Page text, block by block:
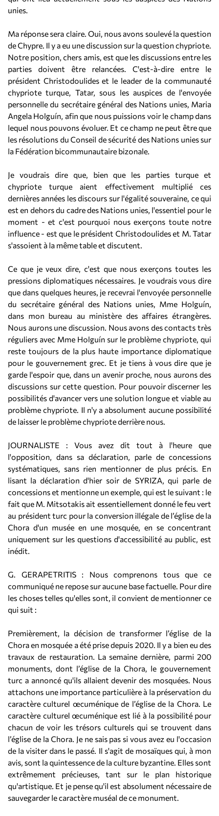
unies.
Ma réponse sera claire. Oui, nous avons soulevé la question
de Chypre. Il y a eu une discussion sur la question chypriote.
Notre position, chers amis, est que les discussions entre les
parties doivent être relancées. C'est-à-dire entre le
président Christodoulides et le leader de la communauté
chypriote turque, Tatar, sous les auspices de l'envoyée
personnelle du secrétaire général des Nations unies, Maria
Angela Holguín, afin que nous puissions voir le champ dans
lequel nous pouvons évoluer. Et ce champ ne peut être que
les résolutions du Conseil de sécurité des Nations unies sur
la Fédération bicommunautaire bizonale.
Je voudrais dire que, bien que les parties turque et
chypriote turque aient effectivement multiplié ces
dernières années les discours sur l'égalité souveraine, ce qui
est en dehors du cadre des Nations unies, l'essentiel pour le
moment - et c'est pourquoi nous exerçons toute notre
influence - est que le président Christodoulides et M. Tatar
s'assoient à la même table et discutent.
Ce que je veux dire, c'est que nous exerçons toutes les
pressions diplomatiques nécessaires. Je voudrais vous dire
que dans quelques heures, je recevrai l'envoyée personnelle
du secrétaire général des Nations unies, Mme Holguín,
dans mon bureau au ministère des affaires étrangères.
Nous aurons une discussion. Nous avons des contacts très
réguliers avec Mme Holguín sur le problème chypriote, qui
reste toujours de la plus haute importance diplomatique
pour le gouvernement grec. Et je tiens à vous dire que je
garde l'espoir que, dans un avenir proche, nous aurons des
discussions sur cette question. Pour pouvoir discerner les
possibilités d'avancer vers une solution longue et viable au
problème chypriote. Il n'y a absolument aucune possibilité
de laisser le problème chypriote derrière nous.
JOURNALISTE : Vous avez dit tout à l'heure que
l'opposition, dans sa déclaration, parle de concessions
systématiques, sans rien mentionner de plus précis. En
lisant la déclaration d'hier soir de SYRIZA, qui parle de
concessions et mentionne un exemple, qui est le suivant : le
fait que M. Mitsotakis ait essentiellement donné le feu vert
au président turc pour la conversion illégale de l’église de la
Chora d'un musée en une mosquée, en se concentrant
uniquement sur les questions d'accessibilité au public, est
inédit.
G. GERAPETRITIS : Nous comprenons tous que ce
communiqué ne repose sur aucune base factuelle. Pour dire
les choses telles qu'elles sont, il convient de mentionner ce
qui suit :
Premièrement, la décision de transformer l’église de la
Chora en mosquée a été prise depuis 2020. Il y a bien eu des
travaux de restauration. La semaine dernière, parmi 200
monuments, dont l’église de la Chora, le gouvernement
turc a annoncé qu'ils allaient devenir des mosquées. Nous
attachons une importance particulière à la préservation du
caractère culturel œcuménique de l’église de la Chora. Le
caractère culturel œcuménique est lié à la possibilité pour
chacun de voir les trésors culturels qui se trouvent dans
l’église de la Chora. Je ne sais pas si vous avez eu l'occasion
de la visiter dans le passé. Il s'agit de mosaïques qui, à mon
avis, sont la quintessence de la culture byzantine. Elles sont
extrêmement précieuses, tant sur le plan historique
qu'artistique. Et je pense qu'il est absolument nécessaire de
sauvegarder le caractère muséal de ce monument.